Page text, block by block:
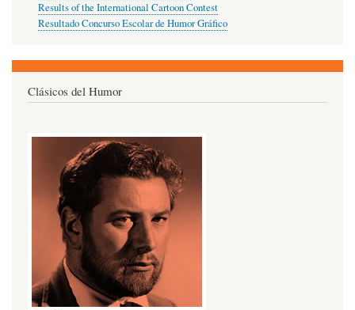
Results of the International Cartoon Contest
Resultado Concurso Escolar de Humor Gráfico
Clásicos del Humor